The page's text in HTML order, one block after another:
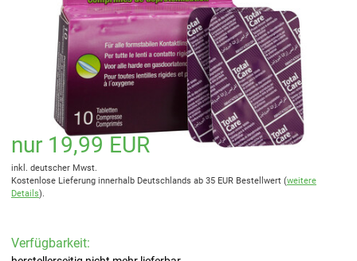
nur 19,99 EUR
inkl. deutscher Mwst.
Kostenlose Lieferung innerhalb Deutschlands ab 35 EUR Bestellwert (weitere
Details).
Verfügbarkeit: